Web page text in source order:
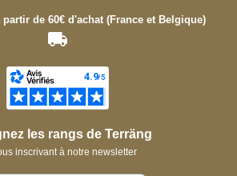
de 60€ d'achat (France et Belgique)
les rangs de Terräng
inscrivant à notre newsletter